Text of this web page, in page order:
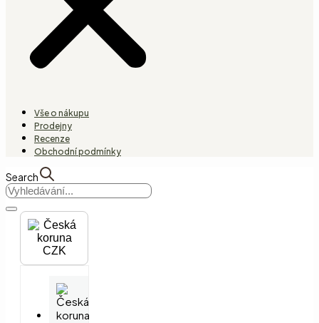
Vše o nákupu
Prodejny
Recenze
Obchodní podmínky
Search
CZK